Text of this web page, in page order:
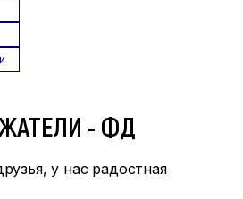
- ФД
у нас радостная